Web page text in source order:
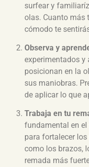
surfear y
olas. Cuanto más
cómodo te
Observa y
experimentados y
posicionan en la
sus maniobras.
de aplicar lo que
Trabaja en tu
fundamental en
para fortalecer
como los brazos,
remada más